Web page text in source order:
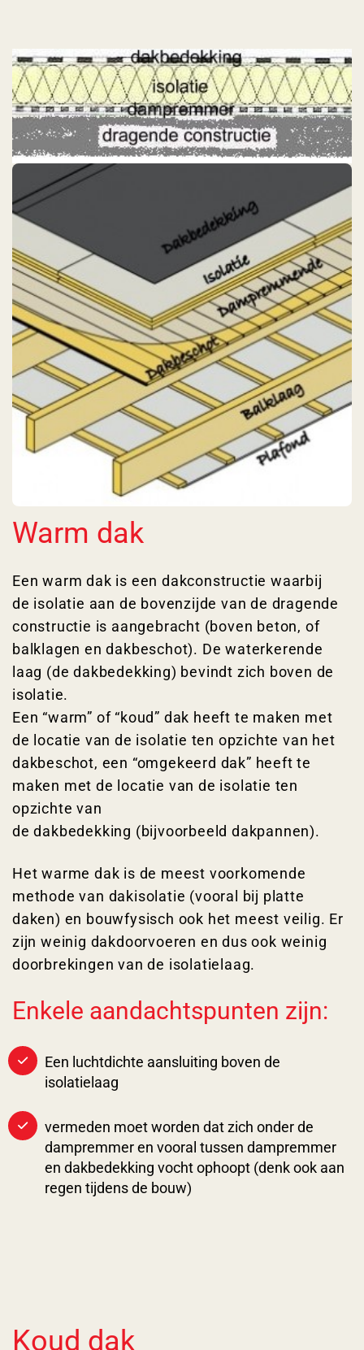
Warm dak
Een warm dak is een dakconstructie waarbij
de isolatie aan de bovenzijde van de dragende
constructie is aangebracht (boven beton, of
balklagen en dakbeschot). De waterkerende
laag (de dakbedekking) bevindt zich boven de
isolatie.
Een “warm” of “koud” dak heeft te maken met
de locatie van de isolatie ten opzichte van het
dakbeschot, een “omgekeerd dak” heeft te
maken met de locatie van de isolatie ten
opzichte van
de dakbedekking (bijvoorbeeld dakpannen).
Het warme dak is de meest voorkomende
methode van dakisolatie (vooral bij platte
daken) en bouwfysisch ook het meest veilig. Er
zijn weinig dakdoorvoeren en dus ook weinig
doorbrekingen van de isolatielaag.
Enkele aandachtspunten zijn:
Een luchtdichte aansluiting boven de
isolatielaag
vermeden moet worden dat zich onder de
dampremmer en vooral tussen dampremmer
en dakbedekking vocht ophoopt (denk ook aan
regen tijdens de bouw)
Koud dak